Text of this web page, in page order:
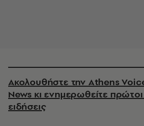
Ακολουθήστε την Athens
News κι ενημερωθείτε πρώτοι
ειδήσεις